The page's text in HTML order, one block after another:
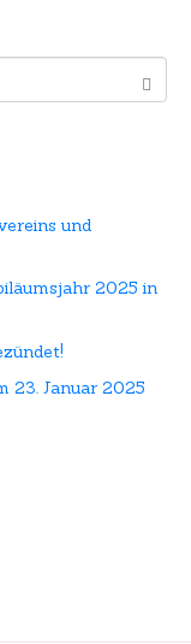
und
2025 in
23. Januar 2025